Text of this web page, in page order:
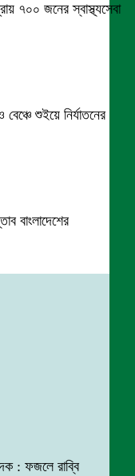
৭০০ জনের স্বাস্থ্যসেবা
শুইয়ে নির্যাতনের
বাংলাদেশের
: ফজলে রাব্বি